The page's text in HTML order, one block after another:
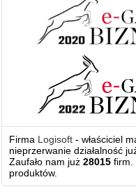
Firma Logisoft - właściciel
nieprzerwanie działalność
Zaufało nam już28015 firm.
produktów.